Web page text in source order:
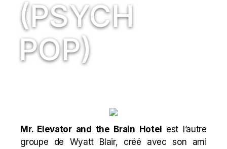
(PSYCH
POP)
Mr. Elevator and the Brain Hotel
est l’autre
groupe de Wyatt Blair, créé avec son ami